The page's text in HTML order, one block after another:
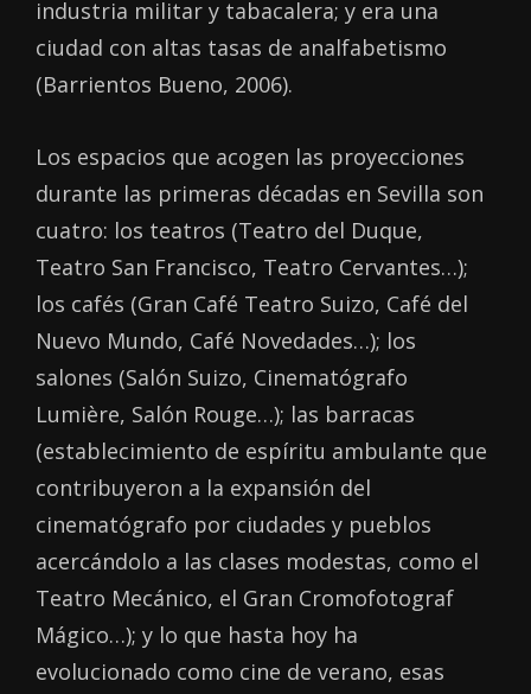
industria militar y tabacalera; y era una
ciudad con altas tasas de analfabetismo
(Barrientos Bueno, 2006).
Los espacios que acogen las proyecciones
durante las primeras décadas en Sevilla son
cuatro: los teatros (Teatro del Duque,
Teatro San Francisco, Teatro Cervantes…);
los cafés (Gran Café Teatro Suizo, Café del
Nuevo Mundo, Café Novedades…); los
salones (Salón Suizo, Cinematógrafo
Lumière, Salón Rouge…); las barracas
(establecimiento de espíritu ambulante que
contribuyeron a la expansión del
cinematógrafo por ciudades y pueblos
acercándolo a las clases modestas, como el
Teatro Mecánico, el Gran Cromofotograf
Mágico…); y lo que hasta hoy ha
evolucionado como cine de verano, esas